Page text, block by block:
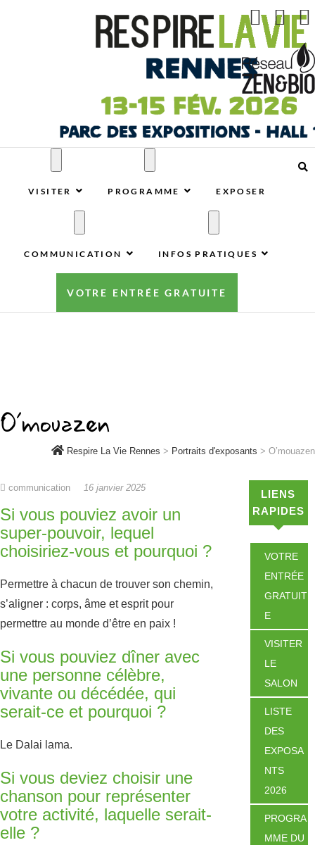
Respire La Vie Rennes
RESPIRE LA VIE RENNES : VOTRE SALON ÉCOLO,
VISITER PROGRAMME EXPOSER
COMMUNICATION INFOS PRATIQUES
VOTRE ENTRÉE GRATUITE
O’mouazen
Respire La Vie Rennes > Portraits d'exposants > O’mouazen
communication 16 janvier 2025
Si vous pouviez avoir un
super-pouvoir, lequel
choisiriez-vous et pourquoi ?
Permettre à chacun de trouver son chemin,
s’aligner : corps, âme et esprit pour
permettre au monde d’être en paix !
Si vous pouviez dîner avec
une personne célèbre,
vivante ou décédée, qui
serait-ce et pourquoi ?
Le Dalai lama.
Si vous deviez choisir une
chanson pour représenter
votre activité, laquelle serait-
elle ?
LIENS
RAPIDES
VOTRE
ENTRÉE
GRATUIT
E
VISITER
LE
SALON
LISTE
DES
EXPOSA
NTS
2026
PROGRA
MME DU